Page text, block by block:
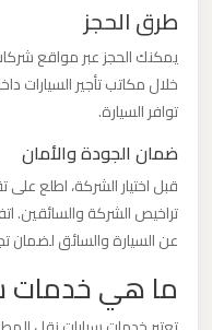
طرق الحجز
يمكنك الحجز عبر مواقع
خلال مكاتب تأجير السيارات
توافر السيارة.
ضمان الجودة والأمان
قبل اختيار الشركة، اطلع
تراخيص الشركة والسائقين.
عن السيارة والسائق لضمان
ما هي خدمات
مطار
العرب
القاهرة
ليموزين